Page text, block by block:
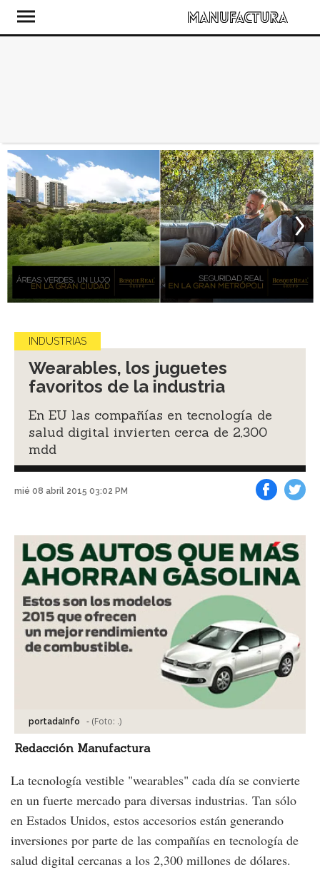
INDUSTRIAS
Wearables, los juguetes
favoritos de la industria
En EU las compañías en tecnología de
salud digital invierten cerca de 2,300
mdd
mié 08 abril 2015 03:02 PM
portadaInfo - (Foto: .)
Redacción Manufactura
La tecnología vestible "wearables" cada día se convierte
en un fuerte mercado para diversas industrias. Tan sólo
en Estados Unidos, estos accesorios están generando
inversiones por parte de las compañías en tecnología de
salud digital cercanas a los 2,300 millones de dólares.